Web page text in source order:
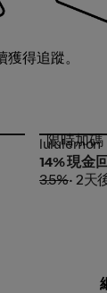
得追蹤。
lululemon
限時加碼
lululemon
14% 現金
3.5%• 2天